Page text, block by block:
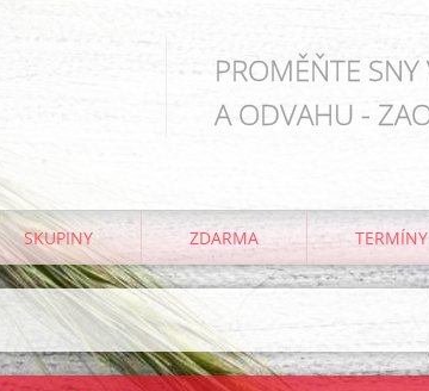
PROMĚŇTE
A ODVAHU -
SKUPINY ZDARMA TERMÍNY